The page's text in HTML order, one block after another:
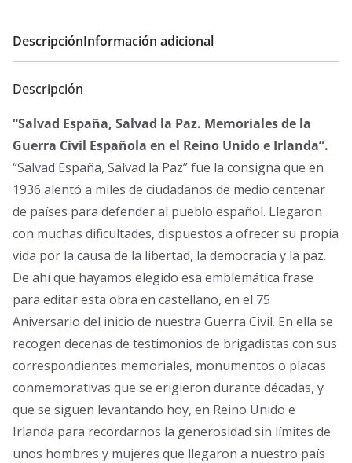
i
n
a
l
e
r
a
:
2
5
,
0
0
€
.
a
l
e
s
2
0
,
0
0
€
.
DescripciónInformación adicional
Descripción
“Salvad España, Salvad la Paz. Memoriales de la
Guerra Civil Española en el Reino Unido e Irlanda”.
“Salvad España, Salvad la Paz” fue la consigna que en
1936 alentó a miles de ciudadanos de medio centenar
de países para defender al pueblo español. Llegaron
con muchas dificultades, dispuestos a ofrecer su propia
vida por la causa de la libertad, la democracia y la paz.
De ahí que hayamos elegido esa emblemática frase
para editar esta obra en castellano, en el 75
Aniversario del inicio de nuestra Guerra Civil. En ella se
recogen decenas de testimonios de brigadistas con sus
correspondientes memoriales, monumentos o placas
conmemorativas que se erigieron durante décadas, y
que se siguen levantando hoy, en Reino Unido e
Irlanda para recordarnos la generosidad sin límites de
unos hombres y mujeres que llegaron a nuestro país